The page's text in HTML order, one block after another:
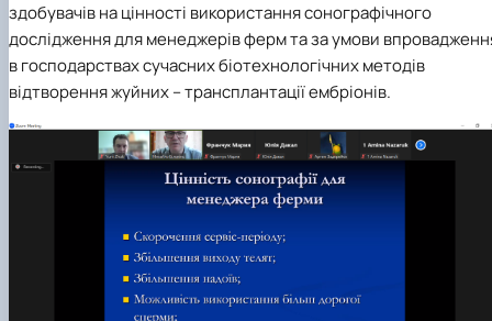
здобувачів на цінності використання сонографічного
дослідження для менеджерів ферм та за умови
в господарствах сучасних біотехнологічних методів
відтворення жуйних – трансплантації ембріонів.